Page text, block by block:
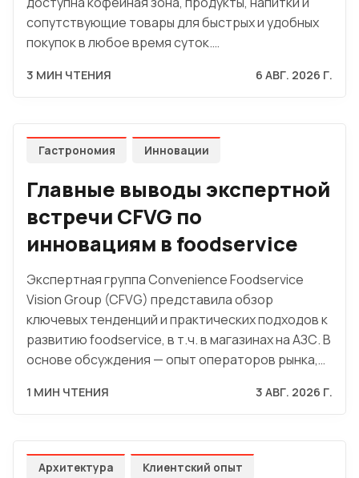
сопутствующие товары для быстрых и удобных
покупок в любое время суток.…
3 МИН ЧТЕНИЯ 6 АВГ. 2026 Г.
Гастрономия Инновации
Главные выводы экспертной
встречи CFVG по
инновациям в foodservice
Экспертная группа Convenience Foodservice
Vision Group (CFVG) представила обзор
ключевых тенденций и практических подходов к
развитию foodservice, в т.ч. в магазинах на АЗС. В
основе обсуждения — опыт операторов рынка,…
1 МИН ЧТЕНИЯ 3 АВГ. 2026 Г.
Архитектура Клиентский опыт